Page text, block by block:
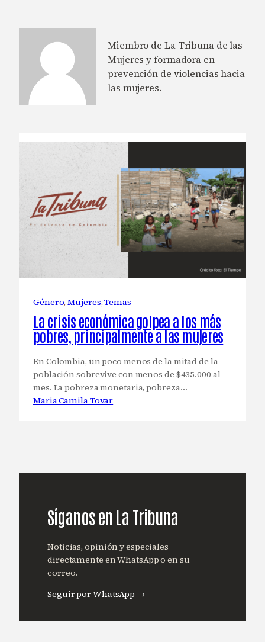
Miembro de La Tribuna de las
Mujeres y formadora en
prevención de violencias hacia
las mujeres.
Género, Mujeres, Temas
La crisis económica golpea a los más
pobres, principalmente a las mujeres
En Colombia, un poco menos de la mitad de la
población sobrevive con menos de $435.000 al
mes. La pobreza monetaria, pobreza…
Maria Camila Tovar
Síganos en La Tribuna
Noticias, opinión y especiales
directamente en WhatsApp o en su
correo.
Seguir por WhatsApp →